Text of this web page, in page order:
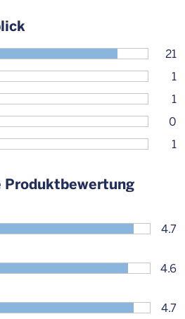
21
1
1
0
1
4.7
4.6
4.7